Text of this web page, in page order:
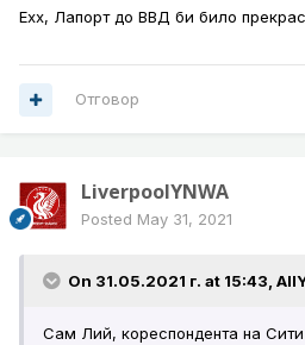
Ехх, Лапорт до ВВД би било
Отговор
LiverpoolYNWA
Posted May 31, 2021
On 31.05.2021 г. at 15:43,
Сам Лий, кореспондента на